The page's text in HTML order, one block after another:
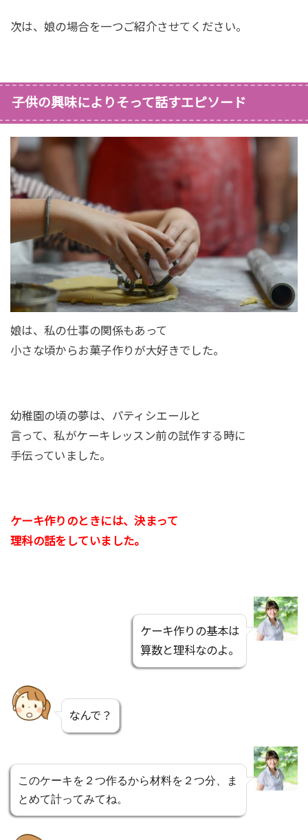
次は、娘の場合を一つご紹介させてください。
子供の興味によりそって話すエピソード
娘は、私の仕事の関係もあって
小さな頃からお菓子作りが大好きでした。
幼稚園の頃の夢は、パティシエールと
言って、私がケーキレッスン前の試作する時に
手伝っていました。
ケーキ作りのときには、決まって
理科の話をしていました。
ケーキ作りの基本は
算数と理科なのよ。
なんで？
このケーキを２つ作るから材料を２つ分、ま
とめて計ってみてね。